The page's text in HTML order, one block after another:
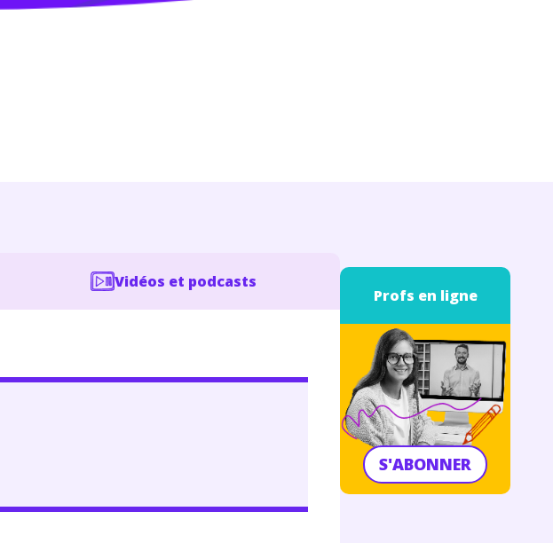
Vidéos et podcasts
Profs en ligne
S'ABONNER